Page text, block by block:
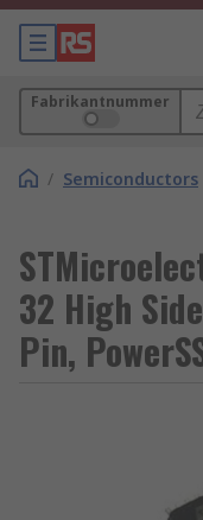
Fabrikantnummer
/ Semiconductors
32 High
Pin,